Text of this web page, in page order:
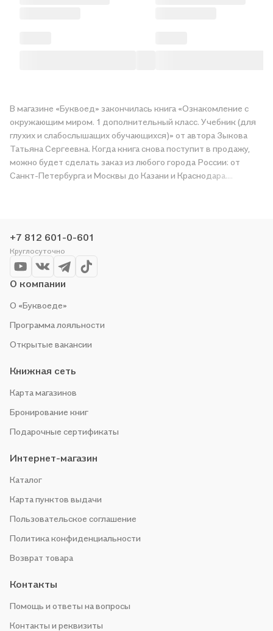
В магазине «Буквоед» закончилась книга «Ознакомление с
окружающим миром. 1 дополнительный класс. Учебник (для
глухих и слабослышащих обучающихся)» от автора Зыкова
Татьяна Сергеевна. Когда книга снова поступит в продажу,
можно будет сделать заказ из любого города России: от
Санкт-Петербурга и Москвы до Казани и Краснодара.
доставку. Мы и сами любим читать, поэтому делаем всё,
чтобы вы могли купить понравившуюся историю по приятной
цене. Например, организуем конкурсы и проводим акции.
Оставайтесь с нами, чтобы не упустить выгоду!
+7 812 601-0-601
Круглосуточно
О компании
О «Буквоеде»
Программа лояльности
Открытые вакансии
Книжная сеть
Карта магазинов
Бронирование книг
Подарочные сертификаты
Интернет-магазин
Каталог
Карта пунктов выдачи
Пользовательское соглашение
Политика конфиденциальности
Возврат товара
Контакты
Помощь и ответы на вопросы
Контакты и реквизиты